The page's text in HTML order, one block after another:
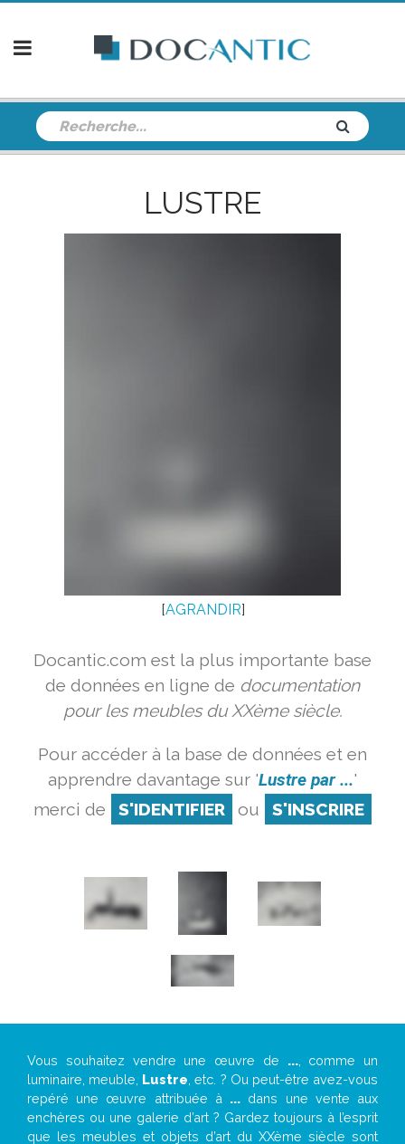
LUSTRE
[AGRANDIR]
Docantic.com est la plus importante base
de données en ligne de documentation
pour les meubles du XXème siècle.
Pour accéder à la base de données et en
apprendre davantage sur 'Lustre par ...'
merci de
S'IDENTIFIER ou S'INSCRIRE
Vous souhaitez vendre une œuvre de ..., comme un
luminaire, meuble, Lustre , etc. ? Ou peut-être avez-vous
repéré une œuvre attribuée à ... dans une vente aux
enchères ou une galerie d’art ? Gardez toujours à l’esprit
que les meubles et objets d’art du XXème siècle sont